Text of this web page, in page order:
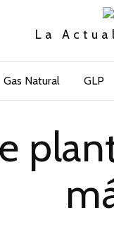
La
Gas Natural GLP